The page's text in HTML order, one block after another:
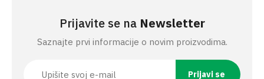
Prijavite se na Newsletter
Saznajte prvi informacije o novim proizvodima.